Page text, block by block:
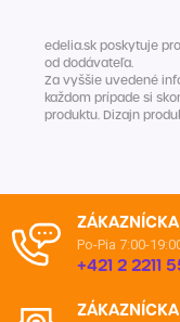
edelia.sk poskytuje
od dodávateľa.
Za vyššie uvedené
každom prípade si
produktu. Dizajn
Po-Pia 7:00-
+421 2 2211